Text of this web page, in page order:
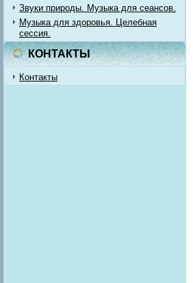
Звуки природы. Музыка для сеансов.
Музыка для здоровья. Целебная
сессия.
КОНТАКТЫ
Контакты